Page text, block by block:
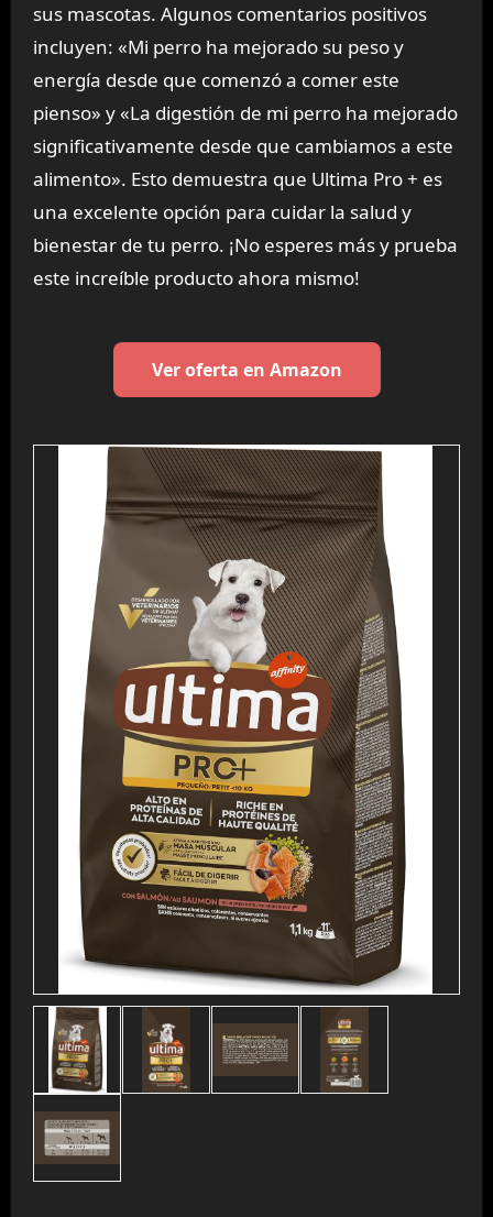
sus mascotas. Algunos comentarios positivos
incluyen: «Mi perro ha mejorado su peso y
energía desde que comenzó a comer este
pienso» y «La digestión de mi perro ha mejorado
significativamente desde que cambiamos a este
alimento». Esto demuestra que Ultima Pro + es
una excelente opción para cuidar la salud y
bienestar de tu perro. ¡No esperes más y prueba
este increíble producto ahora mismo!
Ver oferta en Amazon